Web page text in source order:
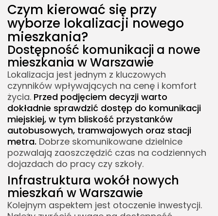
Czym kierować się przy
wyborze lokalizacji nowego
mieszkania?
Dostępność komunikacji a nowe
mieszkania w Warszawie
Lokalizacja jest jednym z kluczowych
czynników wpływających na cenę i komfort
życia. Przed podjęciem decyzji warto
dokładnie sprawdzić dostęp do komunikacji
miejskiej, w tym bliskość przystanków
autobusowych, tramwajowych oraz stacji
metra. Dobrze skomunikowane dzielnice
pozwalają zaoszczędzić czas na codziennych
dojazdach do pracy czy szkoły.
Infrastruktura wokół nowych
mieszkań w Warszawie
Kolejnym aspektem jest otoczenie inwestycji.